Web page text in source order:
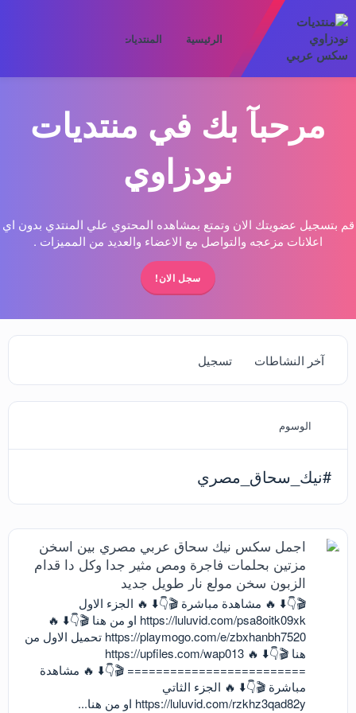
الرئيسية المنتديات
مرحبآ بك في منتديات
نودزاوي
قم بتسجيل عضويتك الان وتمتع بمشاهده المحتوي علي المنتدي بدون اي
اعلانات مزعجه والتواصل مع الاعضاء والعديد من المميزات .
سجل الان!
آخر النشاطات تسجيل
الوسوم
#نيك_سحاق_مصري
اجمل سكس نيك سحاق عربي مصري بين اسخن
مزتين بحلمات فاجرة ومص مثير جدا وكل دا قدام
الزبون سخن مولع نار طويل جديد
🎬👇⬇️ 🔥 مشاهدة مباشرة 🎬👇⬇️ 🔥 الجزء الاول
https://luluvid.com/psa8oitk09xk او من هنا 🎬👇⬇️ 🔥
https://playmogo.com/e/zbxhanbh7520 تحميل الاول من
هنا 🎬👇⬇️ 🔥 https://upfiles.com/wap013
========================= 🎬👇⬇️ 🔥 مشاهدة
مباشرة 🎬👇⬇️ 🔥 الجزء الثاتي
https://luluvid.com/rzkhz3qad82y او من هنا...